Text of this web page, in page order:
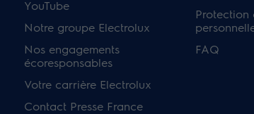
YouTube
Notre groupe Electrolux
Nos engagements
écoresponsables
Votre carrière Electrolux
Contact Presse France
Protection
FAQ